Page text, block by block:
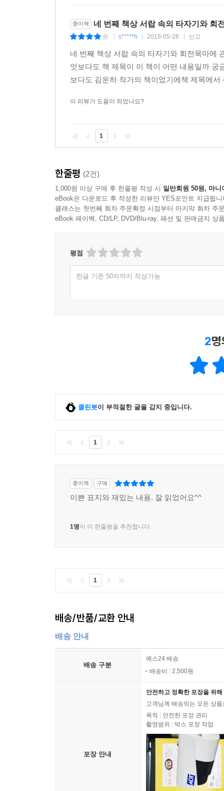
종이책 네 번째 책상 서랍 속의 타자기와 회
s*****h 2018-05-28 신고
네 번째 책상 서랍 속의 타자기와 회전목마에
엇보다도 책 제목이 이 책이 어떤 내용일까
보다도 김운하 작가의 책이었기에책 제목에
이 리뷰가 도움이 되었나요?
1
한줄평 (2건)
1,000원 이상 구매 후 한줄평 작성 시 일반회원 50원, 마니
eBook은 다운로드 후 작성한 리뷰만 YES포인트 지급됩니
클래스는 첫번째 회차 주문확정 시점부터 마지막 회차 주
eBook 페이백, CD/LP, DVD/Blu-ray, 패션 및 판매금지 상
평점
한글 기준 50자까지 작성가능
2
클린봇이 부적절한 글을 감지 중입니다.
1
종이책 구매
이쁜 표지와 재밌는 내용. 잘 읽었어요^^
1명이 이 한줄평을 추천합니다.
1
배송/반품/교환 안내
배송 안내
배송 구분
예스24 배송
배송비 : 2,500원
포장 안내
안전하고 정확한 포장을 위
고객님께 배송되는 모든 상
목적 : 안전한 포장 관리
촬영범위 : 박스 포장 작업